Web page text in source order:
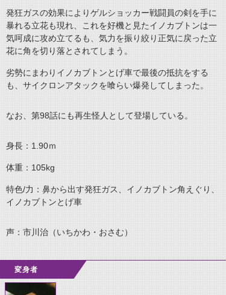
発狂ガスの効果によりゲルショッカー戦闘員の剣を手に
暴れる立花も現れ、これを好機と見たイノカブトンは一
気呵成に攻め立てるも、気力を振り絞り正気に戻った立
花に角を切り落とされてしまう。
劣勢にまわりイノカブトンとげ車で最後の抵抗をする
も、サイクロンアタックを喰らい爆発してしまった。
なお、第98話にも再生怪人として登場している。
身長：1.90ｍ
体重：105kg
特色/力：鼻から出す発狂ガス、イノカブトン角えぐり、
イノカブトンとげ車
声：市川治（いちかわ・おさむ）
変身者